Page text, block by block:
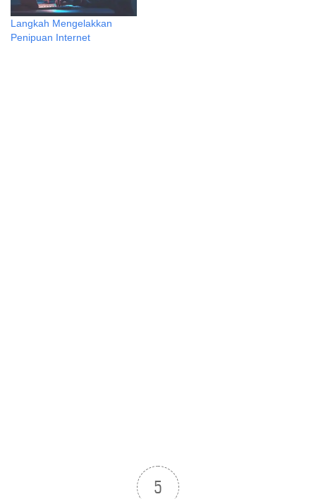
Langkah Mengelakkan
Penipuan Internet
5